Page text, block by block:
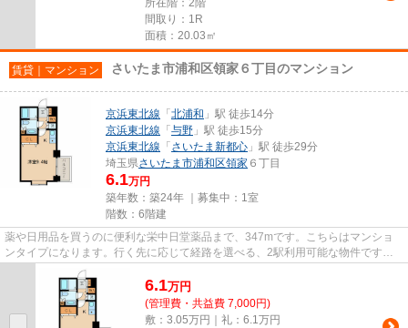
所在階：2階
間取り：1R
面積：20.03㎡
賃貸｜マンション さいたま市浦和区領家６丁目のマンション
京浜東北線 「 北浦和 」駅 徒歩14分
京浜東北線 「 与野 」駅 徒歩15分
京浜東北線 「 さいたま新都心 」駅 徒歩29分
埼玉県さいたま市浦和区領家 ６丁目
6.1万円
築年数：築24年 ｜募集中： 1室
階数：6階建
薬や日用品を買うのに便利な栄中日堂薬品まで、347mです。こちらはマンショ
ンタイプになります。行く先に応じて経路を選べる、2駅利用可能な物件です。
駅近くに立地する物件で、徒歩14...
6.1万円
(管理費・共益費 7,000円)
敷：3.05万円｜礼：6.1万円